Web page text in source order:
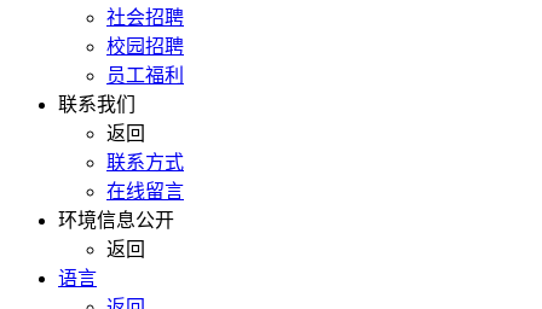
社会招聘
校园招聘
员工福利
联系我们
返回
联系方式
在线留言
环境信息公开
返回
语言